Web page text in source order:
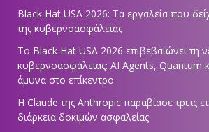
Black Hat USA 2026: Τα εργαλεία που
της κυβερνοασφάλειας
Το Black Hat USA 2026 επιβεβαιώνει τη
κυβερνοασφάλειας: AI Agents, Quantum
άμυνα στο επίκεντρο
Η Claude της Anthropic παραβίασε τρεις
διάρκεια δοκιμών ασφαλείας